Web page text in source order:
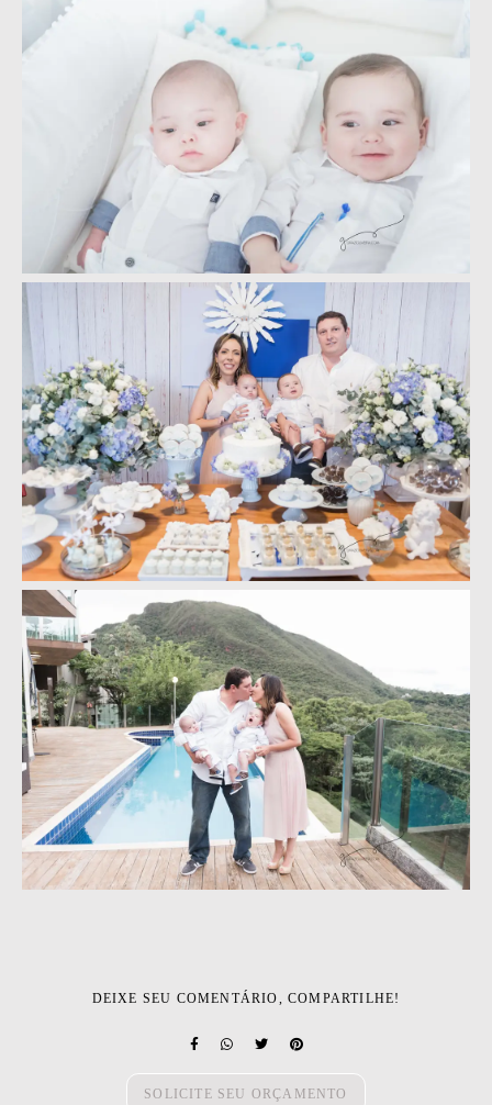
DEIXE SEU COMENTÁRIO, COMPARTILHE!
SOLICITE SEU ORÇAMENTO